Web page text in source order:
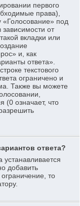
первого
права),
под
от
вкладки или
и, как
ответа».
текстового
ограничено и
Также вы можете
(0 означает, что
ответа?
устанавливается
добавить
то